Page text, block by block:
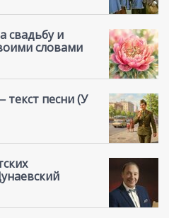
свадьбу и
словами
текст песни (У